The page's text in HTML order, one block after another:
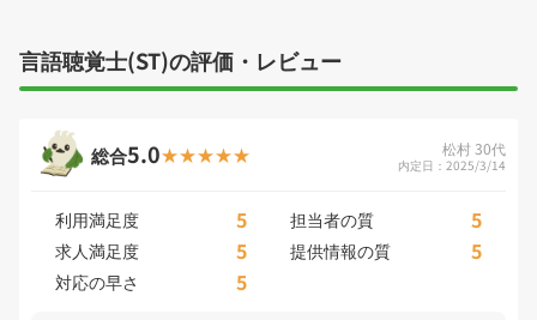
言語聴覚士(ST)の評価・レビュー
総合5.0 松村 30代
内定日：2025/3/14
利用満足度 5 担当者の質 5
求人満足度 5 提供情報の質 5
対応の早さ 5